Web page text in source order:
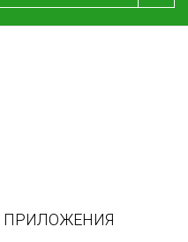
ПРИЛОЖЕНИЯ